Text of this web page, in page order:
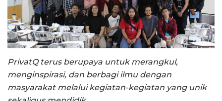
PrivatQ terus berupaya untuk merangkul,
menginspirasi, dan berbagi ilmu dengan
masyarakat melalui kegiatan-kegiatan yang unik